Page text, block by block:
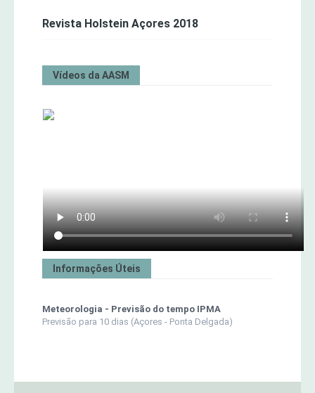
Revista Holstein Açores 2018
Vídeos da AASM
Informações Úteis
Meteorologia - Previsão do tempo IPMA
Previsão para 10 dias (Açores - Ponta Delgada)